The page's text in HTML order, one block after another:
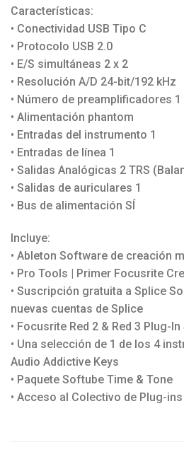
Características:
• Conectividad USB Tipo C
• Protocolo USB 2.0
• E/S simultáneas 2 x 2
• Resolución A/D 24-bit/192 kHz
• Número de preamplificadores 1
• Alimentación phantom
• Entradas del instrumento 1
• Entradas de línea 1
• Salidas Analógicas 2 TRS
• Salidas de auriculares 1
• Bus de alimentación SÍ
Incluye:
• Ableton Software de creación
• Pro Tools | Primer Focusrite
• Suscripción gratuita a Splice
nuevas cuentas de Splice
• Focusrite Red 2 & Red 3 Plug-In
• Una selección de 1 de los 4
Audio Addictive Keys
• Paquete Softube Time & Tone
• Acceso al Colectivo de Plug-